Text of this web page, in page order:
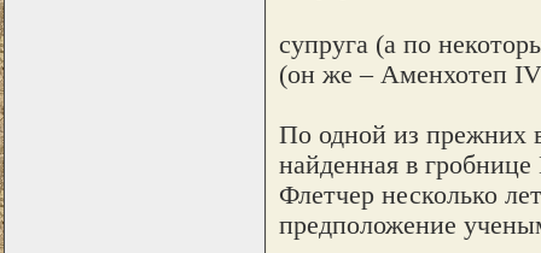
супруга (а по
(он же – Аменхотеп
По одной из прежних
найденная в
Флетчер несколько
предположение